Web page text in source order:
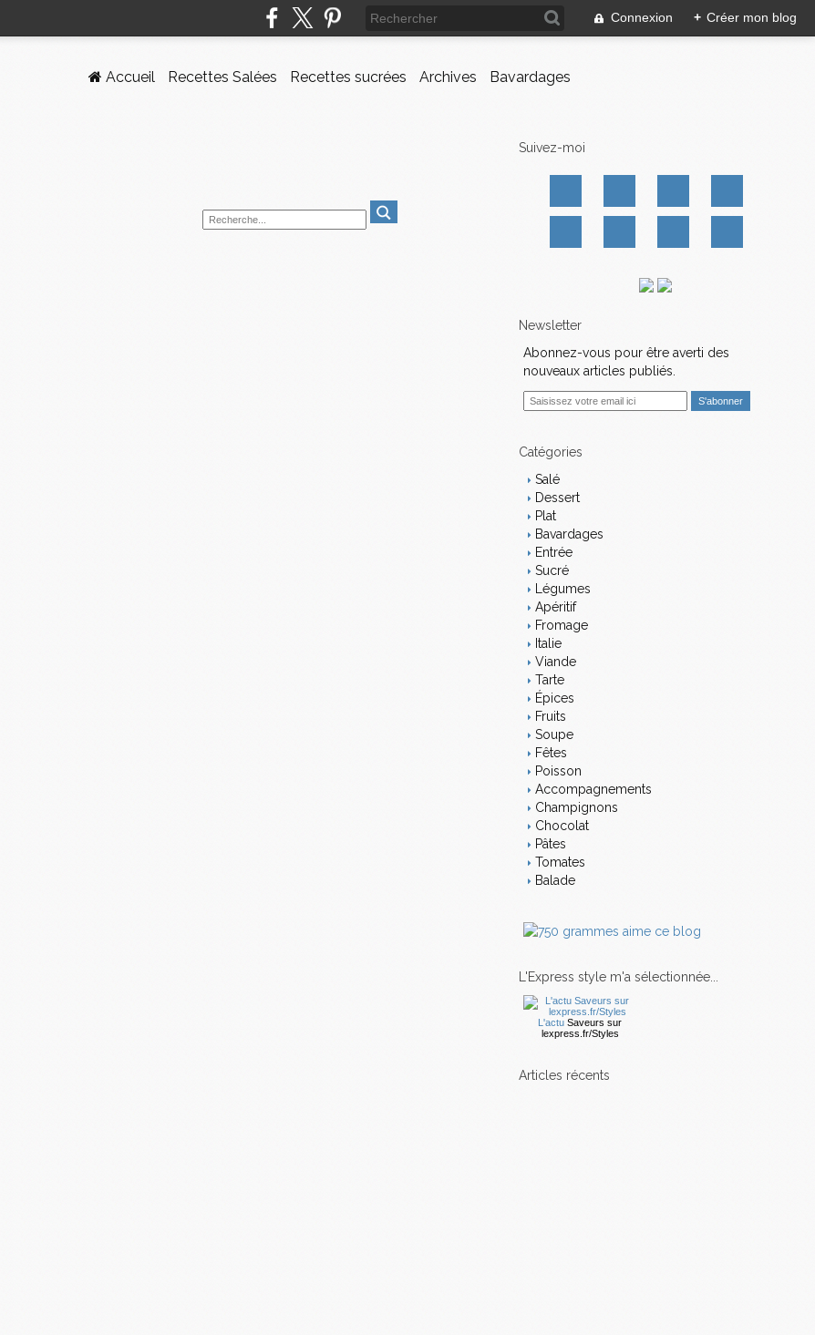
Connexion + Créer mon blog
Accueil Recettes Salées Recettes sucrées Archives Bavardages
Suivez-moi
Newsletter
Abonnez-vous pour être averti des
nouveaux articles publiés.
i Catégories
Salé
Dessert
Plat
Bavardages
Entrée
Sucré
Légumes
Apéritif
Fromage
Italie
Viande
Tarte
Épices
Fruits
Soupe
Fêtes
Poisson
Accompagnements
Champignons
Chocolat
Pâtes
Tomates
Balade
L'Express style m'a sélectionnée...
L'actu Saveurs sur
lexpress.fr/Styles
articles récents